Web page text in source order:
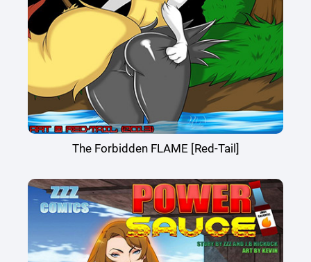
The Forbidden FLAME [Red-Tail]